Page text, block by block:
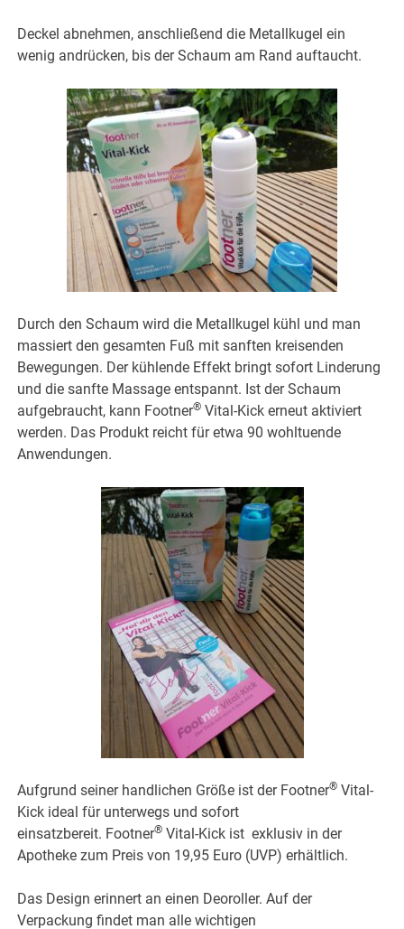
Deckel abnehmen, anschließend die Metallkugel ein
wenig andrücken, bis der Schaum am Rand auftaucht.
Durch den Schaum wird die Metallkugel kühl und man
massiert den gesamten Fuß mit sanften kreisenden
Bewegungen. Der kühlende Effekt bringt sofort Linderung
und die sanfte Massage entspannt. Ist der Schaum
aufgebraucht, kann Footner® Vital-Kick erneut aktiviert
werden. Das Produkt reicht für etwa 90 wohltuende
Anwendungen.
Aufgrund seiner handlichen Größe ist der Footner® Vital-
Kick ideal für unterwegs und sofort
einsatzbereit. Footner® Vital-Kick ist exklusiv in der
Apotheke zum Preis von 19,95 Euro (UVP) erhältlich.
Das Design erinnert an einen Deoroller. Auf der
Verpackung findet man alle wichtigen